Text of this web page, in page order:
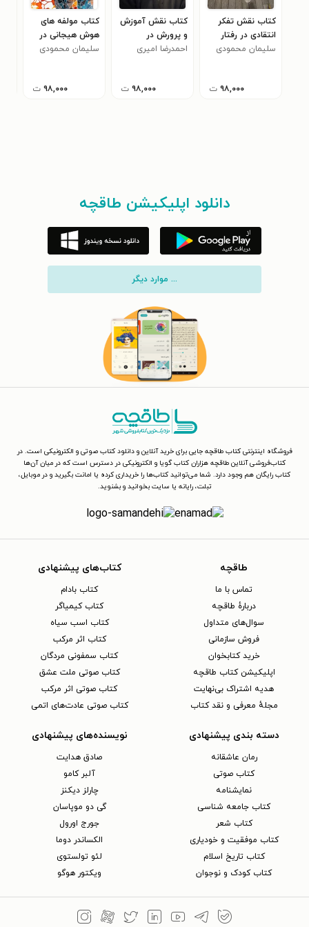
کتاب نقش تفکر
انتقادی در رفتار
متقابل معلم -
سلیمان محمودی
۹۸,۰۰۰ ت
کتاب نقش آموزش
و پرورش در
پیشگیری از
احمدرضا امیری
۹۸,۰۰۰ ت
کتاب مولفه های
هوش هیجانی در
ناهنجاری های
سلیمان محمودی
۹۸,۰۰۰ ت
دانلود اپلیکیشن طاقچه
... موارد دیگر
فروشگاه اینترنتی کتاب طاقچه جایی برای خرید آنلاین و دانلود کتاب صوتی و الکترونیکی است. در
کتاب‌فروشی آنلاین طاقچه هزاران کتاب گویا و الکترونیکی در دسترس است که در میان آن‌ها
کتاب رایگان هم وجود دارد. شما می‌توانید کتاب‌ها را خریداری کرده یا امانت بگیرید و در موبایل،
تبلت، رایانه یا سایت بخوانید و بشنوید.
طاقچه
تماس با ما
دربارهٔ طاقچه
سوال‌های متداول
فروش سازمانی
خرید کتابخوان
اپلیکیشن کتاب طاقچه
هدیه اشتراک بی‌نهایت
مجلهٔ معرفی و نقد کتاب
کتاب‌های پیشنهادی
کتاب بادام
کتاب کیمیاگر
کتاب اسب سیاه
کتاب اثر مرکب
کتاب سمفونی مردگان
کتاب صوتی ملت عشق
کتاب صوتی اثر مرکب
کتاب صوتی عادت‌های اتمی
دسته بندی پیشنهادی
رمان عاشقانه
کتاب‌ صوتی
نمایشنامه
کتاب جامعه شناسی
کتاب شعر
کتاب موفقیت و خودیاری
کتاب تاریخ اسلام
کتاب کودک و نوجوان
نویسنده‌های پیشنهادی
صادق هدایت
آلبر کامو
چارلز دیکنز
گی دو موپاسان
جورج اورول
الکساندر دوما
لئو تولستوی
ویکتور هوگو